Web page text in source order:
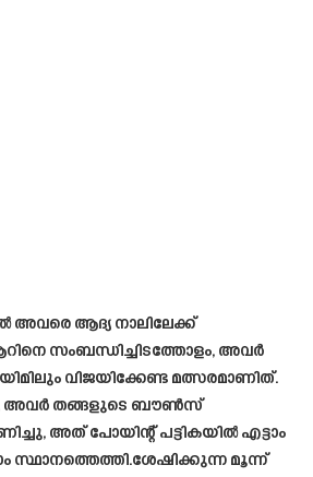
അവരെ ആദ്യ നാലിലേക്ക്
സംബന്ധിച്ചിടത്തോളം, അവർ
വിജയിക്കേണ്ട മത്സരമാണിത്.
അവർ തങ്ങളുടെ ബൗൺസ്
അത് പോയിന്റ് പട്ടികയിൽ എട്ടാം
സ്ഥാനത്തെത്തി.ശേഷിക്കുന്ന മൂന്ന്